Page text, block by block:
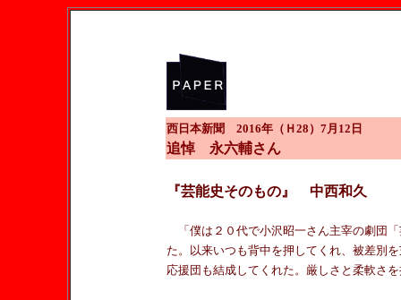
西日本新聞 2016年（Ｈ28）7月12日
追悼 永六輔さん
『芸能史そのもの』 中西和久
「僕は２０代で小沢昭一さん主宰の劇団
た。以来いつも背中を押してくれ、被差別
応援団も結成してくれた。厳しさと柔軟さ